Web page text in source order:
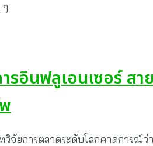
รอินฟลูเอนเซอร์ สา
วิจัยการตลาดระดับโลกคาดการณ์